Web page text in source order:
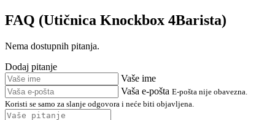
FAQ (Utičnica Knockbox 4Barista)
Nema dostupnih pitanja.
Dodaj pitanje
Vaše ime
Vaša e-pošta E-pošta nije obavezna.
Koristi se samo za slanje odgovora i neće biti objavljena.